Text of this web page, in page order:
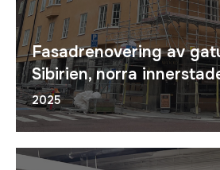
Fasadrenovering av
Sibirien, norra
2025